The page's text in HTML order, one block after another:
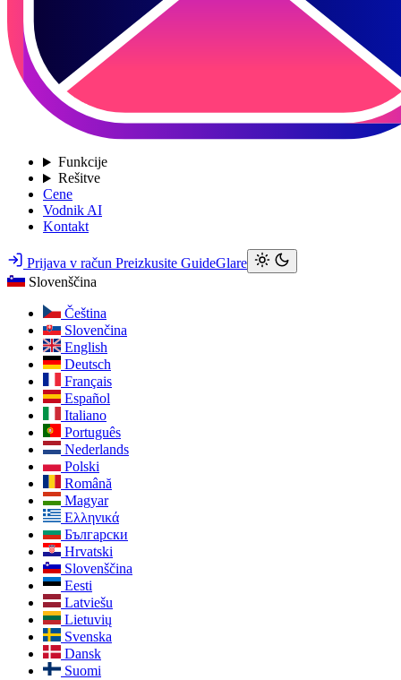
Funkcije
Rešitve
Cene
Vodnik AI
Kontakt
Prijava v račun Preizkusite GuideGlare
Slovenščina
Čeština
Slovenčina
English
Deutsch
Français
Español
Italiano
Português
Nederlands
Polski
Română
Magyar
Ελληνικά
Български
Hrvatski
Slovenščina
Eesti
Latviešu
Lietuvių
Svenska
Dansk
Suomi